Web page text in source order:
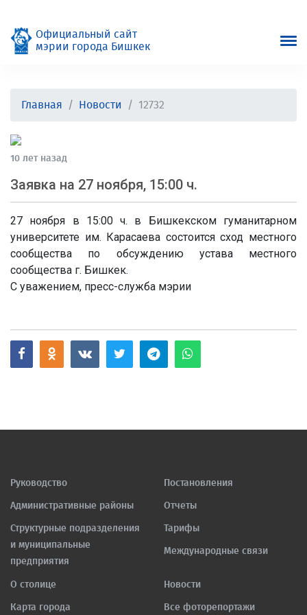
Официальный сайт
мэрии города Бишкек
Главная Новости 12732
10 лет назад
Заявка на 27 ноября, 15:00 ч.
27 ноября в 15:00 ч. в Бишкекском гуманитарном
университете им. Карасаева состоится сход местного
сообщества по обсуждению устава местного
сообщества г. Бишкек.
С уважением, пресс-служба мэрии
Руководство
Административные районы
Структурные подразделения
и муниципальные
предприятия
Постановления
Отчеты
Тарифы
Международные связи
О столице
Карта города
Новости
Все фоторепортажи